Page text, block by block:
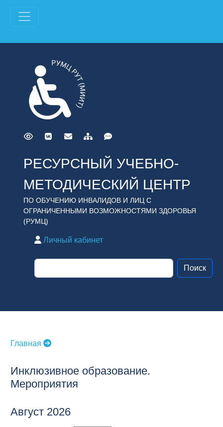
РЕСУРСНЫЙ УЧЕБНО-
МЕТОДИЧЕСКИЙ ЦЕНТР
ПО ОБУЧЕНИЮ ИНВАЛИДОВ И ЛИЦ С
ОГРАНИЧЕННЫМИ ВОЗМОЖНОСТЯМИ ЗДОРОВЬЯ
(РУМЦ)
Личный кабинет
Главная
Инклюзивное образование.
Мероприятия
Август 2026